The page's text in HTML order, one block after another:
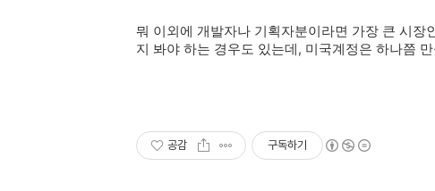
뭐 이외에 개발자나 기획자분이라면 가장 큰 시
지 봐야 하는 경우도 있는데, 미국계정은 하나쯤
공감 구독하기